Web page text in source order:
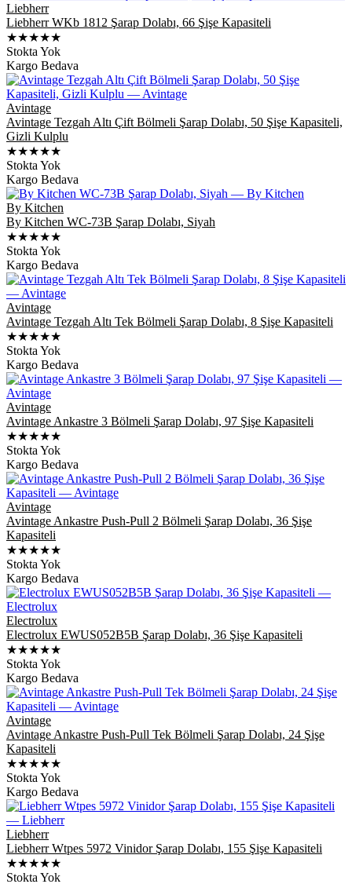
Liebherr
Liebherr WKb 1812 Şarap Dolabı, 66 Şişe Kapasiteli
★★★★★
Stokta Yok
Kargo Bedava
Avintage
Avintage Tezgah Altı Çift Bölmeli Şarap Dolabı, 50 Şişe Kapasiteli,
Gizli Kulplu
★★★★★
Stokta Yok
Kargo Bedava
By Kitchen
By Kitchen WC-73B Şarap Dolabı, Siyah
★★★★★
Stokta Yok
Kargo Bedava
Avintage
Avintage Tezgah Altı Tek Bölmeli Şarap Dolabı, 8 Şişe Kapasiteli
★★★★★
Stokta Yok
Kargo Bedava
Avintage
Avintage Ankastre 3 Bölmeli Şarap Dolabı, 97 Şişe Kapasiteli
★★★★★
Stokta Yok
Kargo Bedava
Avintage
Avintage Ankastre Push-Pull 2 Bölmeli Şarap Dolabı, 36 Şişe
Kapasiteli
★★★★★
Stokta Yok
Kargo Bedava
Electrolux
Electrolux EWUS052B5B Şarap Dolabı, 36 Şişe Kapasiteli
★★★★★
Stokta Yok
Kargo Bedava
Avintage
Avintage Ankastre Push-Pull Tek Bölmeli Şarap Dolabı, 24 Şişe
Kapasiteli
★★★★★
Stokta Yok
Kargo Bedava
Liebherr
Liebherr Wtpes 5972 Vinidor Şarap Dolabı, 155 Şişe Kapasiteli
★★★★★
Stokta Yok